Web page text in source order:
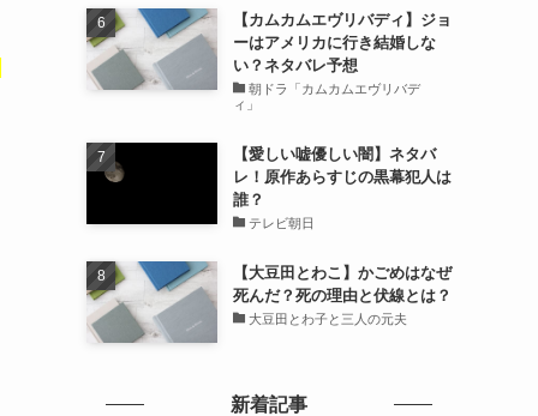
【カムカムエヴリバディ】ジョ
ーはアメリカに行き結婚しな
い？ネタバレ予想
朝ドラ「カムカムエヴリバデ
ィ」
【愛しい嘘優しい闇】ネタバ
レ！原作あらすじの黒幕犯人は
誰？
テレビ朝日
【大豆田とわこ】かごめはなぜ
死んだ？死の理由と伏線とは？
大豆田とわ子と三人の元夫
新着記事